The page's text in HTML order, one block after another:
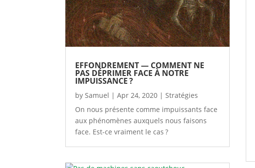
EFFONDREMENT — COMMENT NE
PAS DÉPRIMER FACE À NOTRE
IMPUISSANCE ?
by Samuel |Apr 24, 2020 | Stratégies
On nous présente comme impuissants face
aux phénomènes auxquels nous faisons
face. Est-ce vraiment le cas ?